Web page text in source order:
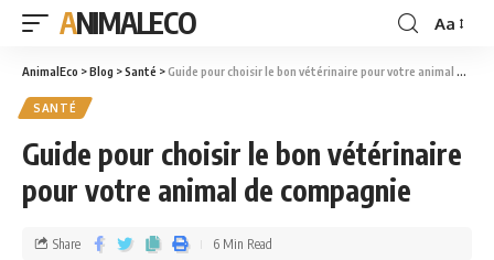
ANIMALECO Aa
AnimalEco >Blog >Santé >Guide pour choisir le bon vétérinaire pour votre animal de compagnie
SANTÉ
Guide pour choisir le bon vétérinaire
pour votre animal de compagnie
Share 6 Min Read